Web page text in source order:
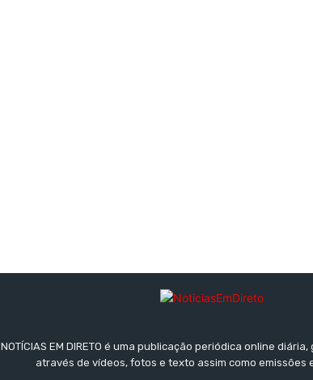
NOTÍCIAS EM DIRETO é uma publicação periódica online
através de vídeos, fotos e texto assim como